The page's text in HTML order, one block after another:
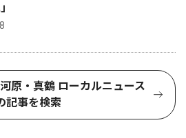
原・真鶴 ローカルニュース
記事を検索